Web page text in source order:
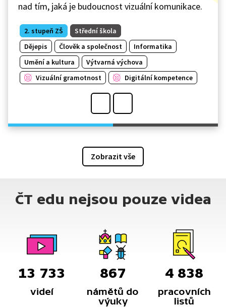
nad tím, jaká je budoucnost vizuální komunikace.
2. stupeň ZŠ
Střední škola
Dějepis
Člověk a společnost
Informatika
Umění a kultura
Výtvarná výchova
Vizuální gramotnost
Digitální kompetence
Zobrazit vše
ČT edu nejsou pouze videa
13 733
videí
867
námětů do
výuky
4 838
pracovních
listů